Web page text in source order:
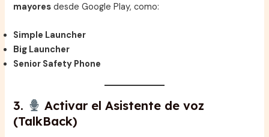
mayores desde Google Play, como:
Simple Launcher
Big Launcher
Senior Safety Phone
3.
Activar el Asistente de voz
(TalkBack)